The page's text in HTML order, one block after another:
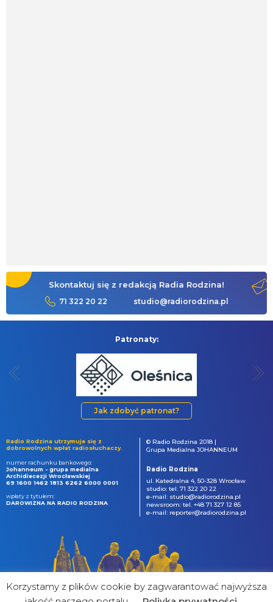
Skontaktuj się z redakcją Radia Rodzina!
71 322 20 22 studio@radiorodzina.pl
Patronaty:
Jak zdobyć patronat?
Radio Rodzina utrzymuje się z
dobrowolnych wpłat radiosłuchaczy.
numer rachunku bankowego:
Johanneum - grupa medialna
Archidiecezji Wrocławskiej
69 1600 1462 1813 6262 6000 0001
wpłaty z tytułem:
DAROWIZNA NA RADIO RODZINA
© Radio Rodzina 2018 |
Grupa Medialna JOHANNEUM
Radio Rodzina
ul. Katedralna 4, 50-328 Wrocław
studio: tel. 71 322 20 22
e-mail: studio@radiorodzina.pl
newsroom: tel. +48 71 327 12 85
e-mail: reporter@radiorodzina.pl
Korzystamy z plików cookie by zagwarantować najwyższa